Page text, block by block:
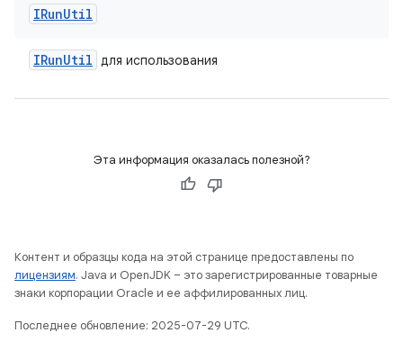
IRunUtil
IRunUtil для использования
Эта информация оказалась полезной?
Контент и образцы кода на этой странице предоставлены по
лицензиям. Java и OpenJDK – это зарегистрированные товарные
знаки корпорации Oracle и ее аффилированных лиц.
Последнее обновление: 2025-07-29 UTC.